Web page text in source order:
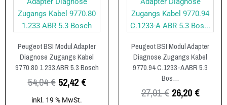
Peugeot BSI Modul Adapter
Diagnose Zugangs Kabel
9770.80 1.233 ABR 5.3 Bosch
54,04€ 52,42 €
inkl. 19 % MwSt.
Peugeot BSI Modul Adapter
Diagnose Zugangs Kabel
9770.94 C.1233-A ABR 5.3
Bos…
27,01€ 26,20 €